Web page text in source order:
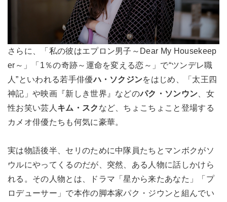
さらに、「私の彼はエプロン男子～Dear My Housekeep
er～」「1％の奇跡～運命を変える恋～」で“ツンデレ職
人”といわれる若手俳優ハ・ソクジンをはじめ、「太王四
神記」や映画『新しき世界』などのパク・ソンウン 、女
性お笑い芸人 キム・スク など、ちょこちょこと登場する
カメオ俳優たちも何気に豪華。
実は物語後半、セリのために中隊員たちとマンボクがソ
ウルにやってくるのだが、突然、ある人物に話しかけら
れる。その人物とは、ドラマ「星から来たあなた」「プ
ロデューサー」で本作の脚本家パク・ジウンと組んでい